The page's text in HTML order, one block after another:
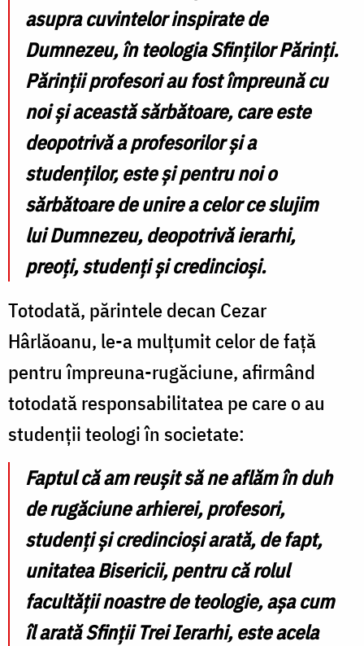
asupra cuvintelor inspirate de
Dumnezeu, în teologia Sfinților Părinți.
Părinții profesori au fost împreună cu
noi și această sărbătoare, care este
deopotrivă a profesorilor și a
studenților, este și pentru noi o
sărbătoare de unire a celor ce slujim
lui Dumnezeu, deopotrivă ierarhi,
preoți, studenți și credincioși.
Totodată, părintele decan Cezar
Hârlăoanu, le-a mulțumit celor de față
pentru împreuna-rugăciune, afirmând
totodată responsabilitatea pe care o au
studenții teologi în societate:
Faptul că am reușit să ne aflăm în duh
de rugăciune arhierei, profesori,
studenți și credincioși arată, de fapt,
unitatea Bisericii, pentru că rolul
facultății noastre de teologie, așa cum
îl arată Sfinții Trei Ierarhi, este acela